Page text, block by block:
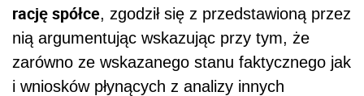
rację spółce, zgodził się z przedstawioną przez
nią argumentując wskazując przy tym, że
zarówno ze wskazanego stanu faktycznego jak
i wniosków płynących z analizy innych